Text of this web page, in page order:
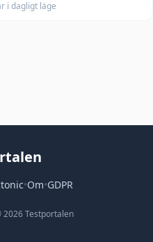
i dagligt läge
•Om•GDPR
2026 Testportalen